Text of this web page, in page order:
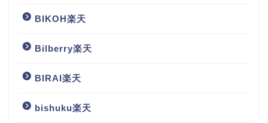
BIKOH楽天
Bilberry楽天
BIRAI楽天
bishuku楽天